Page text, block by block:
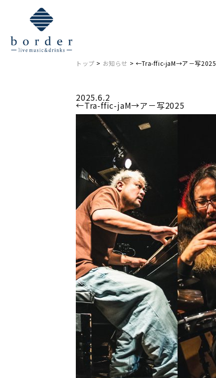
トップ > お知らせ > ←Tra-ffic-jaM→ア－写2025
2025.6.2
←Tra-ffic-jaM→ア－写2025